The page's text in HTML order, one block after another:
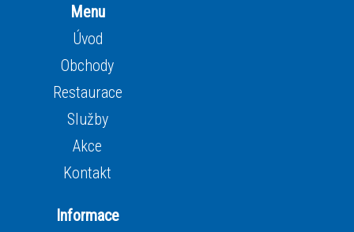
Menu
Úvod
Obchody
Restaurace
Služby
Akce
Kontakt
Informace